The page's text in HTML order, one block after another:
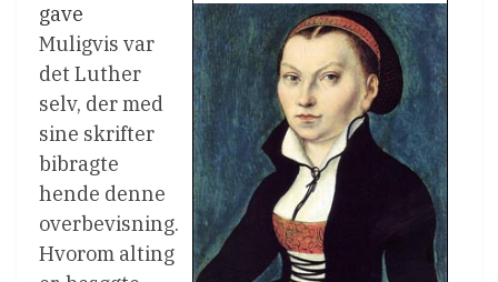
gave
Muligvis var
det Luther
selv, der med
sine skrifter
bibragte
hende denne
overbevisning.
Hvorom alting